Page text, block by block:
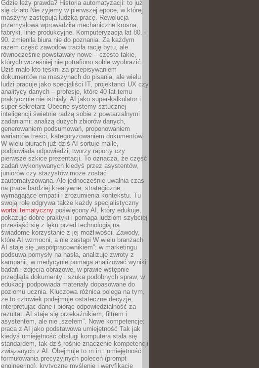
Gdzie leży prawda? Historia automatyzacji: to już
się działo Nie żyjemy w pierwszej epoce, w której
maszyny zastępują ludzką pracę. Rewolucja
przemysłowa wprowadziła mechaniczne krosna,
fabryki, linie produkcyjne. Komputeryzacja lat 80. i
90. zmieniła biura nie do poznania. Za każdym
razem część zawodów traciła rację bytu, ale
równocześnie powstawały nowe – często takie,
których wcześniej nie potrafiono sobie wyobrazić.
Dziś mało kto tęskni za przepisywaniem
dokumentów na maszynach do pisania, ale wielu
ludzi pracuje jako specjaliści IT, projektanci UX czy
analitycy danych – profesje, które 40 lat temu
praktycznie nie istniały. AI jako super-kalkulator i
super-sekretarz Obecne systemy sztucznej
inteligencji świetnie radzą sobie z powtarzalnymi
zadaniami: analizą dużych zbiorów danych,
generowaniem podsumowań, proponowaniem
wariantów treści, kategoryzowaniem dokumentów.
W wielu biurach już dziś AI sortuje maile,
podpowiada odpowiedzi, tworzy raporty czy
pierwsze szkice prezentacji. To oznacza, że część
zadań wykonywanych kiedyś przez asystentów,
juniorów czy stażystów może zostać
zautomatyzowana. Ale jednocześnie uwalnia czas
na prace bardziej kreatywne, strategiczne,
wymagające empatii i zrozumienia kontekstu. Tu
swoją rolę odgrywa także każdy specjalistyczny
wortal tematyczny poświęcony AI, który edukuje,
pokazuje dobre praktyki i pomaga ludziom szybciej
przesiąść się z lęku przed technologią na
świadome korzystanie z jej możliwości. Zawody,
które AI wzmocni, a nie zastąpi W wielu branżach
AI staje się „współpracownikiem”: w marketingu
podsuwa pomysły na hasła, analizuje zwroty z
kampanii, w medycynie pomaga analizować wyniki
badań i zdjęcia obrazowe, w prawie wstępnie
przegląda dokumenty i szuka podobnych spraw, w
edukacji podpowiada materiały dopasowane do
poziomu ucznia. Kluczowa różnica polega na tym,
że to człowiek podejmuje ostateczne decyzje,
interpretując dane i biorąc odpowiedzialność za
rezultat. AI staje się przekaźnikiem, filtrem i
asystentem, ale nie „szefem”. Nowe kompetencje:
praca z AI jako podstawowa umiejętność Tak jak
kiedyś umiejętność obsługi komputera stała się
standardem, tak dziś rośnie znaczenie kompetencji
związanych z AI. Obejmuje to m.in.: umiejętność
formułowania precyzyjnych poleceń (prompt
engineering), krytyczne myślenie i weryfikację